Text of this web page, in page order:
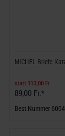
MICHEL Briefe-
statt 113,00 Fr.
89,00 Fr.*
Best.Nummer